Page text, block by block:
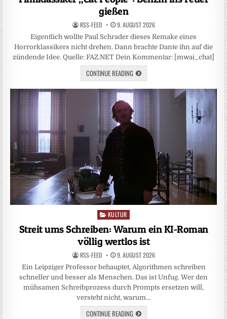
gießen
RSS-FEED 9. AUGUST 2026
Eigentlich wollte Paul Schrader dieses Remake eines
Horrorklassikers nicht drehen. Dann brachte Dante ihn auf die
zündende Idee. Quelle: FAZ.NET Dein Kommentar: [mwai_chat]
CONTINUE READING
Posted
KULTUR
Streit ums Schreiben: Warum ein KI-Roman
völlig wertlos ist
RSS-FEED 9. AUGUST 2026
Ein Leipziger Professor behauptet, Algorithmen schreiben
schneller und besser als Menschen. Das ist Unfug. Wer den
mühsamen Schreibprozess durch Prompts ersetzen will,
versteht nicht, warum…
CONTINUE READING